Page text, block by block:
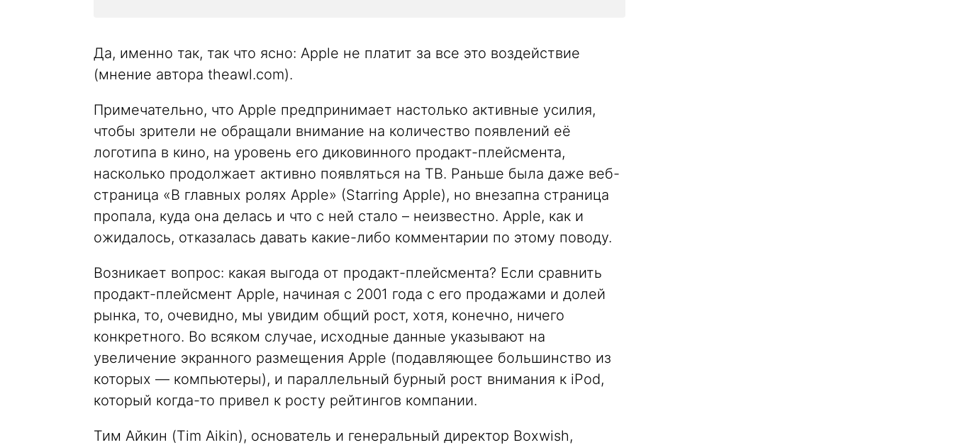
Да, именно так, так что ясно: Apple не платит за все это воздействие
(мнение автора theawl.com).
Примечательно, что Apple предпринимает настолько активные усилия,
чтобы зрители не обращали внимание на количество появлений её
логотипа в кино, на уровень его диковинного продакт-плейсмента,
насколько продолжает активно появляться на ТВ. Раньше была даже веб-
страница «В главных ролях Apple» (Starring Apple), но внезапна страница
пропала, куда она делась и что с ней стало – неизвестно. Apple, как и
ожидалось, отказалась давать какие-либо комментарии по этому поводу.
Возникает вопрос: какая выгода от продакт-плейсмента? Если сравнить
продакт-плейсмент Apple, начиная с 2001 года с его продажами и долей
рынка, то, очевидно, мы увидим общий рост, хотя, конечно, ничего
конкретного. Во всяком случае, исходные данные указывают на
увеличение экранного размещения Apple (подавляющее большинство из
которых — компьютеры), и параллельный бурный рост внимания к iPod,
который когда-то привел к росту рейтингов компании.
Тим Айкин (Tim Aikin), основатель и генеральный директор Boxwish,